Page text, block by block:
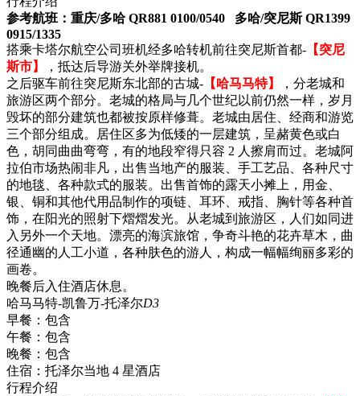
参考航班：重庆/多哈 QR881 0100/0540 多哈/突尼斯 QR1399
0915/1335
搭乘卡塔尔航空公司班机经多哈转机前往突尼斯首都- 【突尼
斯市】
，抵达后导游关外举牌接机。
之后驱车前往突尼斯东北部的古城- 【哈马马特】
，分老城和
旅游区两个部分。老城的格局与几个世纪以前仍然一样，岁月
毁坏的部分建筑也都被按原样修葺。老城由居住、经商和游览
三个部分组成。居住区多为低矮的一层建筑，呈赭黄色或白
色，胡同曲曲弯弯，有的地段窄得只容 2 人擦肩而过。老城阿
拉伯市场热闹非凡，出售当地产的服装、手工艺品、各种尺寸
的地毯、各种款式的服装。出售首饰的露天小摊上，用金、
银、铜和其他代用品制作的项链、耳环、戒指、胸针等各种首
饰，在阳光的照射下熠熠发光。从老城到旅游区，人们如同进
入另外一个天地。漂亮的海滨旅馆，争奇斗艳的花卉草木，曲
径通幽的人工小道，各种肤色的游人，构成一幅幅绚丽多彩的
画卷。
晚餐后入住酒店休息。
哈马马特-凯鲁万-托泽尔D3
早餐： 包含
午餐： 包含
晚餐： 包含
住宿： 托泽尔当地 4 星酒店
行程介绍